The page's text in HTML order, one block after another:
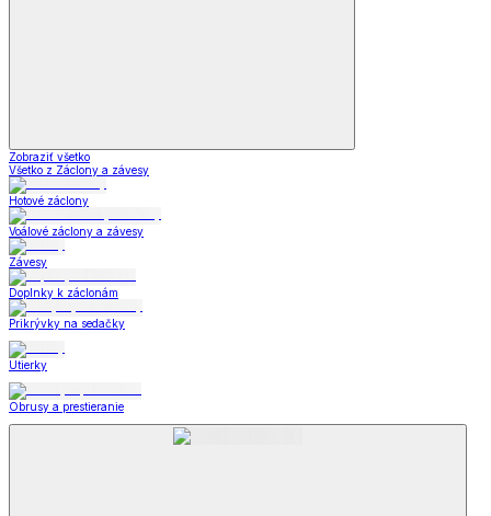
Zobraziť všetko
Všetko z Záclony a závesy
Hotové záclony
Voálové záclony a závesy
Závesy
Doplnky k záclonám
Prikrývky na sedačky
Utierky
Obrusy a prestieranie